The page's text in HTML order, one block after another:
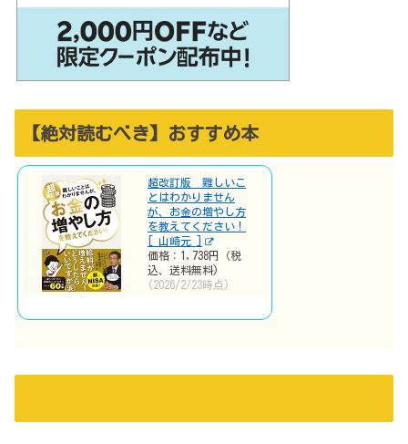
【絶対読むべき】おすすめ本
超改訂版 難しいこ
とはわかりません
が、お金の増やし方
を教えてください！
[ 山崎元 ]
価格：1,738円（税
込、送料無料)
(2026/2/23時点)